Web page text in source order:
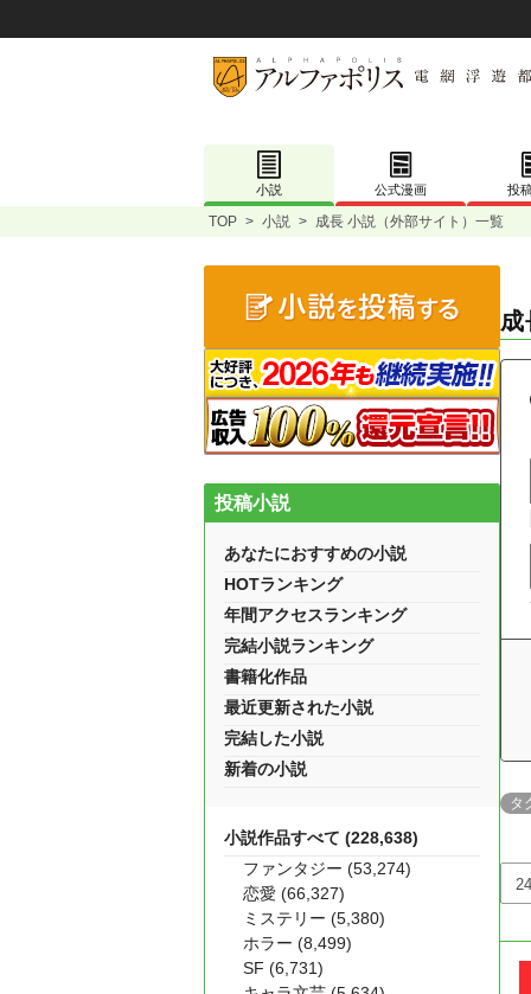
小説 公式漫画 投
TOP > 小説 > 成長 小説（外部サイト）一覧
成
タ
投稿小説
あなたにおすすめの小説
HOTランキング
年間アクセスランキング
完結小説ランキング
書籍化作品
最近更新された小説
完結した小説
新着の小説
小説作品すべて (228,638)
ファンタジー (53,274)
恋愛 (66,327)
ミステリー (5,380)
ホラー (8,499)
SF (6,731)